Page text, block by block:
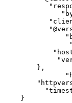
        },
    }